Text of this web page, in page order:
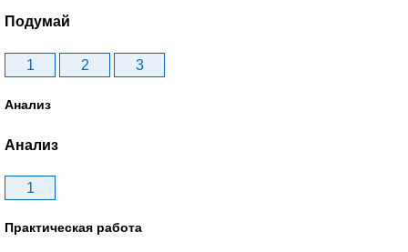
Подумай
1 2 3
Анализ
Анализ
1
Практическая работа